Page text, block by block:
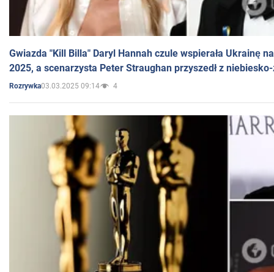
Gwiazda "Kill Billa" Daryl Hannah czule wspierała Ukrainę
2025, a scenarzysta Peter Straughan przyszedł z
Rozrywka03.03.2025 09:14 4